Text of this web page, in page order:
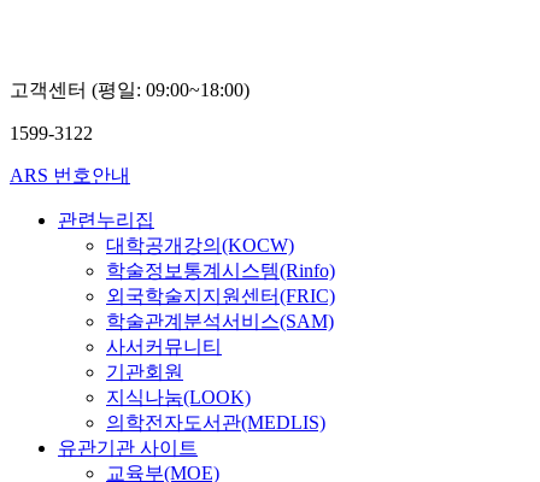
고객센터 (평일: 09:00~18:00)
1599-3122
ARS 번호안내
관련누리집
대학공개강의(KOCW)
학술정보통계시스템(Rinfo)
외국학술지지원센터(FRIC)
학술관계분석서비스(SAM)
사서커뮤니티
기관회원
지식나눔(LOOK)
의학전자도서관(MEDLIS)
유관기관 사이트
교육부(MOE)